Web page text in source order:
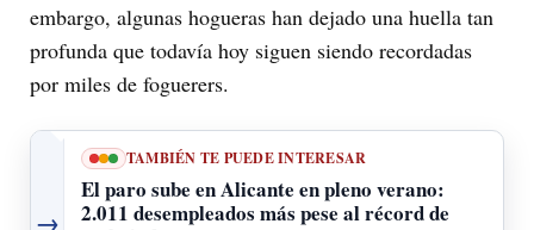
embargo, algunas hogueras han dejado una huella tan
profunda que todavía hoy siguen siendo recordadas
por miles de foguerers.
→
TAMBIÉN TE PUEDE INTERESAR
El paro sube en Alicante en pleno verano:
2.011 desempleados más pese al récord de